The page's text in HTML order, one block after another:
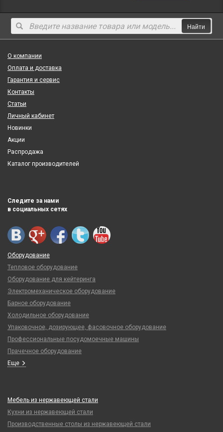
Найти
О компании
Оплата и доставка
Гарантия и сервис
Контакты
Статьи
Личный кабинет
Новинки
Акции
Распродажа
Каталог производителей
Следите за нами
в социальных сетях
Оборудование
Тепловое оборудование
Оборудование для кейтеринга
Электромеханическое оборудование
Барное оборудование
Холодильное оборудование
Упаковочное, дозирующее, фасовочное оборудование
Профессиональные посудомоечные машины
Прачечное оборудование
Еще
Мебель из нержавеющей стали
Кухни из нержавеющей стали
Производственные столы из нержавеющей стали